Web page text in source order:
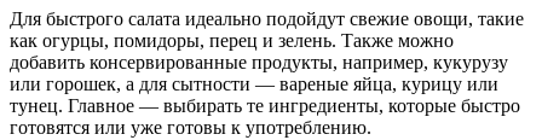
Для быстрого салата идеально подойдут свежие овощи, такие
как огурцы, помидоры, перец и зелень. Также можно
добавить консервированные продукты, например, кукурузу
или горошек, а для сытности — вареные яйца, курицу или
тунец. Главное — выбирать те ингредиенты, которые быстро
готовятся или уже готовы к употреблению.